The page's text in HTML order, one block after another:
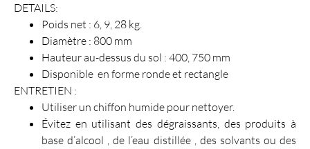
DETAILS:
Poids net : 6, 9, 28 kg.
Diamètre : 800 mm
Hauteur au-dessus du sol : 400, 750 mm
Disponible en forme ronde et rectangle
ENTRETIEN :
Utiliser un chiffon humide pour nettoyer.
Évitez en utilisant des dégraissants, des produits à
base d’alcool , de l’eau distillée , des solvants ou des